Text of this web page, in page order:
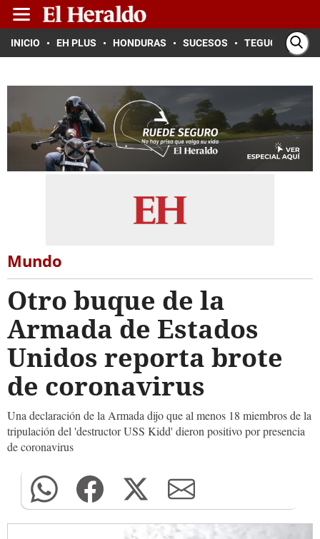
INICIO EH PLUS HONDURAS SUCESOS TEGUCIGALPA
Mundo
Otro buque de la
Armada de Estados
Unidos reporta brote
de coronavirus
Una declaración de la Armada dijo que al menos 18 miembros de la
tripulación del 'destructor USS Kidd' dieron positivo por presencia
de coronavirus